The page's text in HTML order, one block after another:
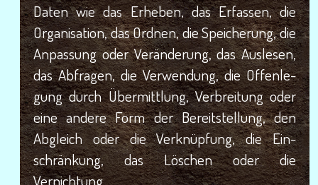
Daten wie das Erhe­ben, das Erfas­sen, die
Orga­ni­sa­ti­on, das Ord­nen, die Spei­che­rung, die
Anpas­sung oder Ver­än­de­rung, das Aus­le­sen,
das Abfra­gen, die Ver­wen­dung, die Offen­le­
gung durch Über­mitt­lung, Ver­brei­tung oder
eine ande­re Form der Bereit­stel­lung, den
Abgleich oder die Ver­knüp­fung, die Ein­
schrän­kung, das Löschen oder die
Vernichtung.